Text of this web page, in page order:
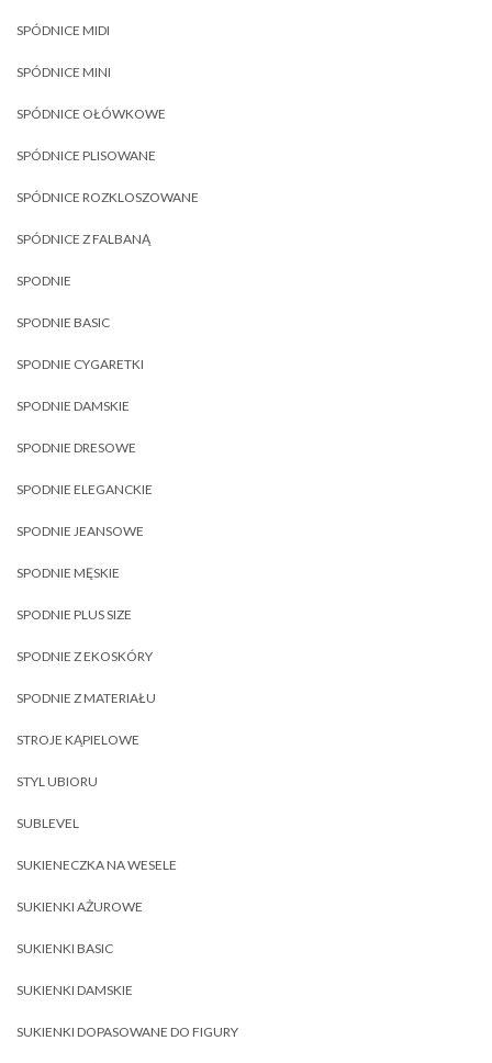
SPÓDNICE MIDI
SPÓDNICE MINI
SPÓDNICE OŁÓWKOWE
SPÓDNICE PLISOWANE
SPÓDNICE ROZKLOSZOWANE
SPÓDNICE Z FALBANĄ
SPODNIE
SPODNIE BASIC
SPODNIE CYGARETKI
SPODNIE DAMSKIE
SPODNIE DRESOWE
SPODNIE ELEGANCKIE
SPODNIE JEANSOWE
SPODNIE MĘSKIE
SPODNIE PLUS SIZE
SPODNIE Z EKOSKÓRY
SPODNIE Z MATERIAŁU
STROJE KĄPIELOWE
STYL UBIORU
SUBLEVEL
SUKIENECZKA NA WESELE
SUKIENKI AŻUROWE
SUKIENKI BASIC
SUKIENKI DAMSKIE
SUKIENKI DOPASOWANE DO FIGURY